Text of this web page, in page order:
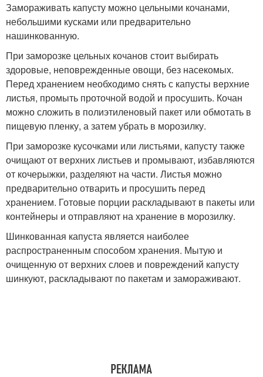
Замораживать капусту можно цельными кочанами,
небольшими кусками или предварительно
нашинкованную.
При заморозке цельных кочанов стоит выбирать
здоровые, неповрежденные овощи, без насекомых.
Перед хранением необходимо снять с капусты верхние
листья, промыть проточной водой и просушить. Кочан
можно сложить в полиэтиленовый пакет или обмотать в
пищевую пленку, а затем убрать в морозилку.
При заморозке кусочками или листьями, капусту также
очищают от верхних листьев и промывают, избавляются
от кочерыжки, разделяют на части. Листья можно
предварительно отварить и просушить перед
хранением. Готовые порции раскладывают в пакеты или
контейнеры и отправляют на хранение в морозилку.
Шинкованная капуста является наиболее
распространенным способом хранения. Мытую и
очищенную от верхних слоев и повреждений капусту
шинкуют, раскладывают по пакетам и замораживают.